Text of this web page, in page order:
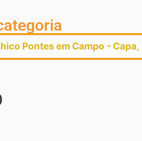
Pontes em Campo - Capa,